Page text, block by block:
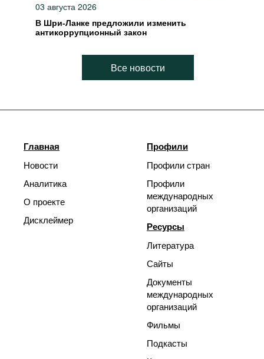
03 августа 2026
В Шри-Ланке предложили изменить
антикоррупционный закон
Все новости
Главная
Новости
Аналитика
О проекте
Дисклеймер
Профили
Профили стран
Профили
международных
организаций
Ресурсы
Литература
Сайты
Документы
международных
организаций
Фильмы
Подкасты